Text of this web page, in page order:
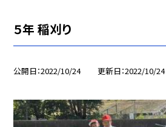
５年 稲刈り
公開日 2022/10/24 更新日 2022/10/24